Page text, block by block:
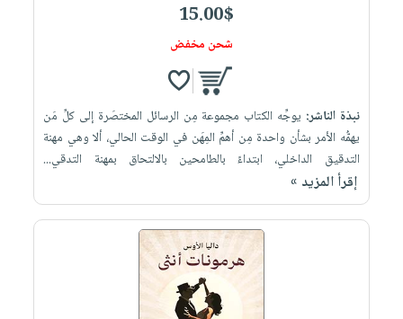
15.00$
شحن مخفض
نبذة الناشر: يوجِّه الكتاب مجموعة مِن الرسائل المختصَرة إلى كلِّ مَن
يهمُّه الأمر بشأن واحدة مِن أهمِّ المِهَن في الوقت الحالي، ألا وهي مهنة
التدقيق الداخلي، ابتداءً بالطامحين بالالتحاق بمهنة التدقي...
إقرأ المزيد »